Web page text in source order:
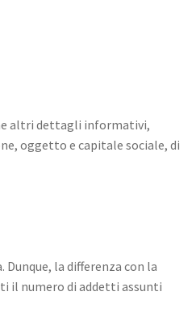
altri dettagli informativi,
oggetto e capitale sociale, di
la differenza con la
il numero di addetti assunti